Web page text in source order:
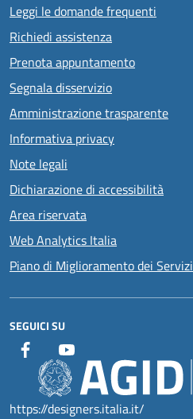
Leggi le domande frequenti
Richiedi assistenza
Prenota appuntamento
Segnala disservizio
Amministrazione trasparente
Informativa privacy
Note legali
Dichiarazione di accessibilità
Area riservata
Web Analytics Italia
Piano di Miglioramento dei Servizi
SEGUICI SU
https://designers.italia.it/